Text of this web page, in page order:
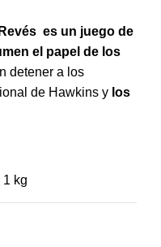
es un juego de
el papel de los
detener a los
de Hawkins y los
1 kg